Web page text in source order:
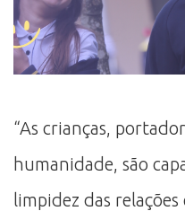
“As crianças,
humanidade, são
limpidez das relações